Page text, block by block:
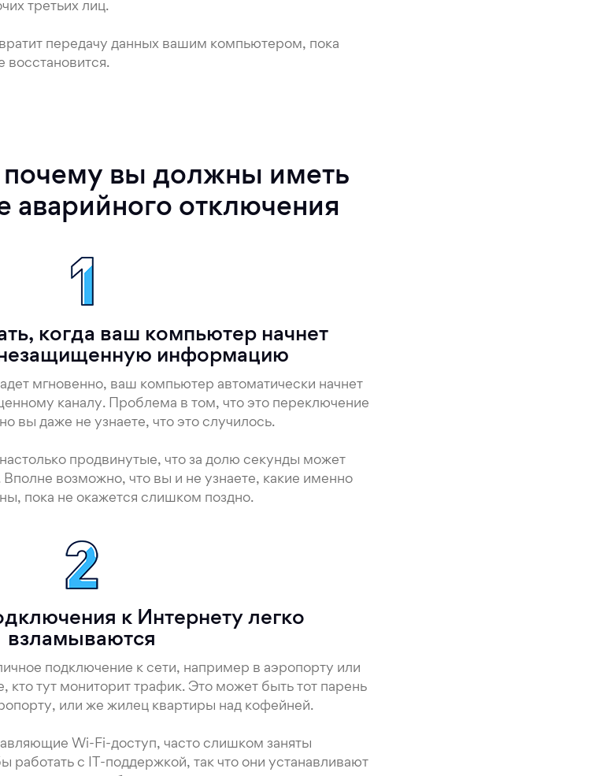
третьих лиц.
передачу данных вашим компьютером, пока
восстановится.
почему вы должны иметь
аварийного отключения
когда ваш компьютер начнет
незащищенную информацию
мгновенно, ваш компьютер автоматически начнет
каналу. Проблема в том, что это переключение
вы даже не узнаете, что это случилось.
продвинутые, что за долю секунды может
возможно, что вы и не узнаете, какие именно
пока не окажется слишком поздно.
к Интернету легко
взламываются
подключение к сети, например в аэропорту или
кто тут мониторит трафик. Это может быть тот парень
или же жилец квартиры над кофейней.
Wi-Fi-доступ, часто слишком заняты
работать с IT-поддержкой, так что они устанавливают